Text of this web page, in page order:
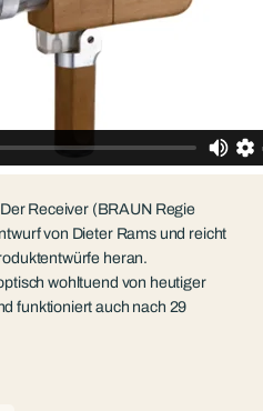
Der Receiver (BRAUN Regie
von Dieter Rams und reicht
heran.
wohltuend von heutiger
funktioniert auch nach 29